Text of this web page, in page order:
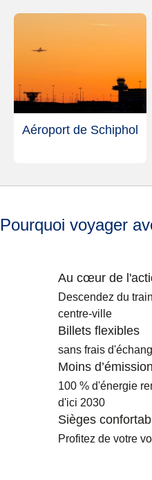
Aéroport de Schiphol
Pourquoi voyager
Au cœur de
Descendez du
centre-ville
Billets flexibles
sans frais
Moins
100 % d'énergie
d'ici 2030
Sièges
Profitez de votre